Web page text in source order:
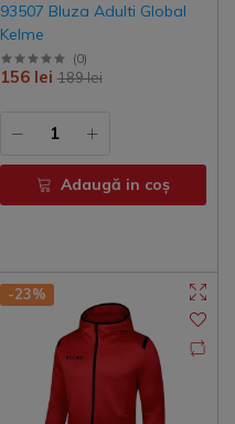
93507 Bluza Adulti Global
Kelme
(0)
189 lei
156 lei
Adaugă in coş
-23%